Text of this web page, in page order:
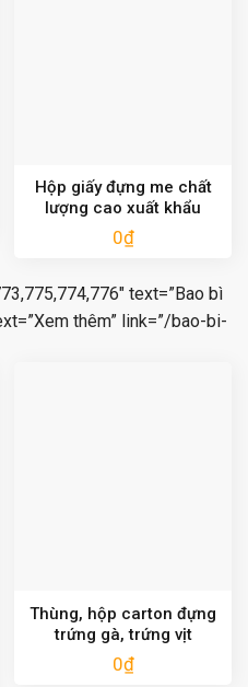
Hộp giấy đựng me chất
lượng cao xuất khẩu
0₫
text=”Bao bì
thêm” link=”/bao-bi-
Thùng, hộp carton đựng
trứng gà, trứng vịt
0₫